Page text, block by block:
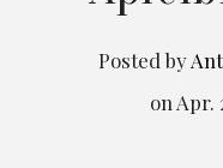
Posted by
on Apr.